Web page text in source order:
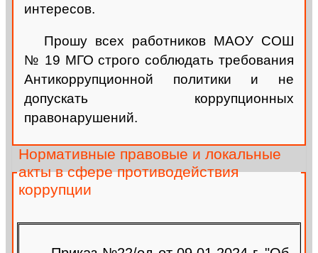
интересов.
Прошу всех работников МАОУ СОШ
№ 19 МГО строго соблюдать требования
Антикоррупционной политики и не
допускать коррупционных
правонарушений.
Нормативные правовые и локальные
акты в сфере противодействия
коррупции